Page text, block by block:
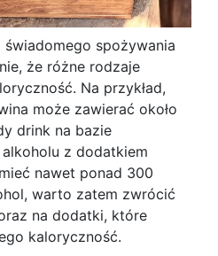
spożywania
że różne rodzaje
Na przykład,
może zawierać około
drink na bazie
z dodatkiem
nawet ponad 300
warto zatem zwrócić
na dodatki, które
kaloryczność.